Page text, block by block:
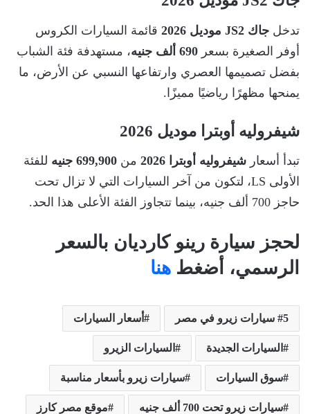
تدخل جاك JS2 موديل 2026
قائمة السيارات الكروس
أوفر الصغيرة بسعر 690 ألف جنيه
، مستهدفة فئة الشباب
بفضل تصميمها العصري وارتفاعها النسبي عن الأرض، ما
يمنحها مظهرًا رياضيًا مميزًا.
شيفروليه أوبترا موديل 2026
تبدأ أسعار شيفروليه أوبترا 2026 من 699,900 جنيه
للفئة
الأولى LS، لتكون من آخر السيارات التي لا تزال تحت
حاجز 700 ألف جنيه، بينما تتجاوز الفئة الأعلى هذا الحد.
لحجز سيارة رينو كارديان بالسعر
الرسمي، أضغط هنا
5 سيارات زيرو في مصر أسعار السيارات
السيارات الجديدة السيارات الزيرو
سوق السيارات سيارات زيرو بأسعار مناسبة
سيارات زيرو تحت 700 ألف جنيه موقع مصر كارز